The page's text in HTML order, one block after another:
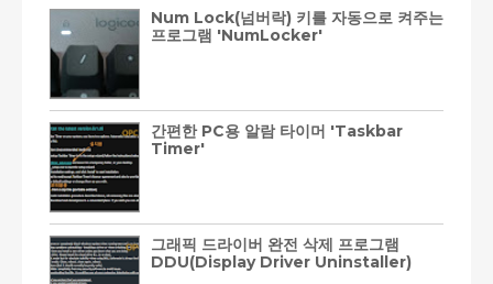
Num Lock(넘버락) 키를 자동으로 켜주는
프로그램 'NumLocker'
간편한 PC용 알람 타이머 'Taskbar
Timer'
그래픽 드라이버 완전 삭제 프로그램
DDU(Display Driver Uninstaller)